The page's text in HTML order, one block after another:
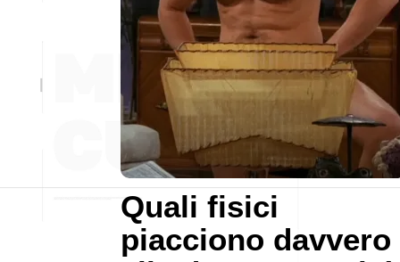
Quali fisici
piacciono davvero